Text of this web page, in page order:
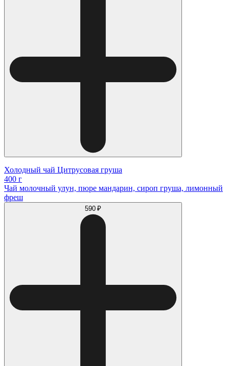
Холодный чай Цитрусовая груша
400 г
Чай молочный улун, пюре мандарин, сироп груша, лимонный
фреш
590 ₽